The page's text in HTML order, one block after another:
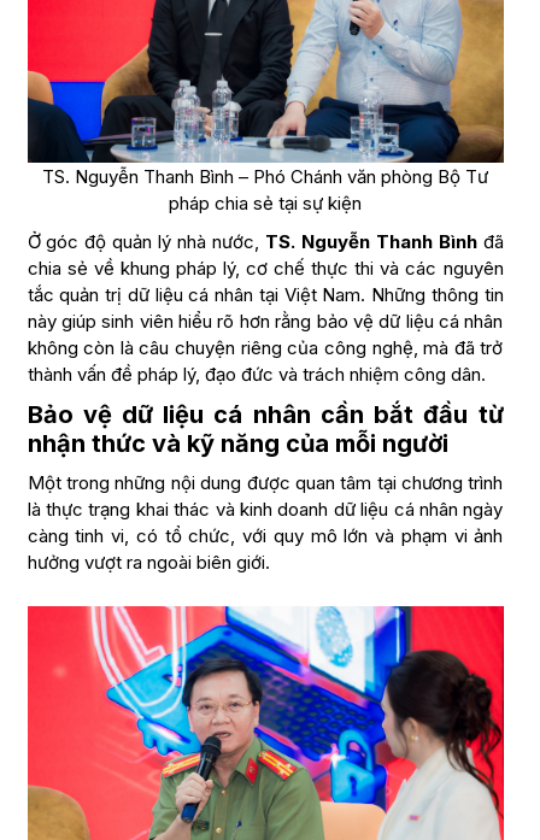
TS. Nguyễn Thanh Bình – Phó Chánh văn phòng Bộ Tư
pháp chia sẻ tại sự kiện
Ở góc độ quản lý nhà nước, TS. Nguyễn Thanh Bìnhđã
chia sẻ về khung pháp lý, cơ chế thực thi và các nguyên
tắc quản trị dữ liệu cá nhân tại Việt Nam. Những thông tin
này giúp sinh viên hiểu rõ hơn rằng bảo vệ dữ liệu cá nhân
không còn là câu chuyện riêng của công nghệ, mà đã trở
thành vấn đề pháp lý, đạo đức và trách nhiệm công dân.
Bảo vệ dữ liệu cá nhân cần bắt đầu từ
nhận thức và kỹ năng của mỗi người
Một trong những nội dung được quan tâm tại chương trình
là thực trạng khai thác và kinh doanh dữ liệu cá nhân ngày
càng tinh vi, có tổ chức, với quy mô lớn và phạm vi ảnh
hưởng vượt ra ngoài biên giới.